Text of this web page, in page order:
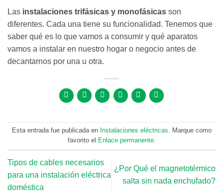
Las instalaciones trifásicas y monofásicas son
diferentes. Cada una tiene su funcionalidad. Tenemos que
saber qué es lo que vamos a consumir y qué aparatos
vamos a instalar en nuestro hogar o negocio antes de
decantarnos por una u otra.
Esta entrada fue publicada en Instalaciones eléctricas. Marque como
favorito el Enlace permanente.
Tipos de cables necesarios
para una instalación eléctrica
doméstica
¿Por Qué el magnetotérmico
salta sin nada enchufado?